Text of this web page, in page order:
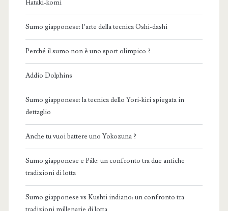
Hataki-komi
Sumo giapponese: l’arte della tecnica Oshi-dashi
Perché il sumo non è uno sport olimpico ?
Addio Dolphins
Sumo giapponese: la tecnica dello Yori-kiri spiegata in
dettaglio
Anche tu vuoi battere uno Yokozuna ?
Sumo giapponese e Pálē: un confronto tra due antiche
tradizioni di lotta
Sumo giapponese vs Kushti indiano: un confronto tra